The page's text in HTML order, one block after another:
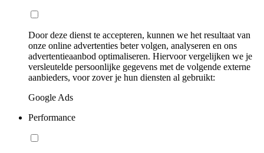
Door deze dienst te accepteren, kunnen we het resultaat van
onze online advertenties beter volgen, analyseren en ons
advertentieaanbod optimaliseren. Hiervoor vergelijken we je
versleutelde persoonlijke gegevens met de volgende externe
aanbieders, voor zover je hun diensten al gebruikt:
Google Ads
Performance